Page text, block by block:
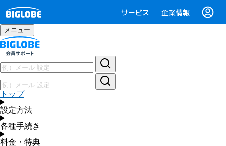
サービス 企業情報
メニュー
トップ
設定方法
各種手続き
料金・特典